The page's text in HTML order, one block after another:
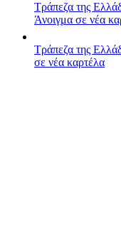
Τράπεζα της
Άνοιγμα σε νέα
Τράπεζα της
σε νέα καρτέλα